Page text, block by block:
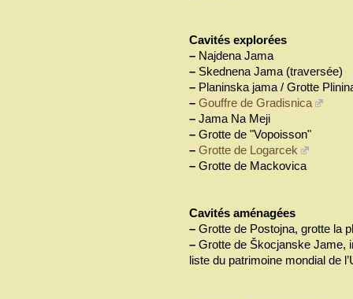
Cavités explorées
– Najdena Jama
– Skednena Jama (traversée)
– Planinska jama / Grotte
– Gouffre de Gradisnica
– Jama Na Meji
– Grotte de "Vopoisson"
– Grotte de Logarcek
– Grotte de Mackovica
Cavités aménagées
– Grotte de Postojna, grotte la
– Grotte de Škocjanske Jame,
liste du patrimoine mondial de